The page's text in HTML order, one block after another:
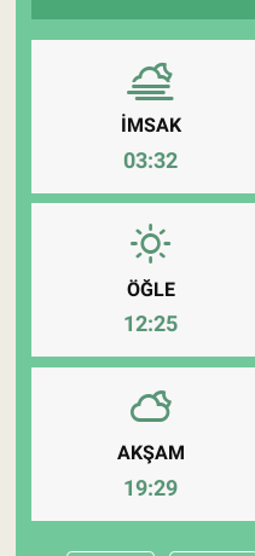
İMSAK
03:32
ÖĞLE
12:25
AKŞAM
19:29
Tarım Bilgisi
Yetiştirici Soruyor
Dünyada Tarım
Üretici Birlikleri
Şeker ve Şekerli
Tahıllar ve